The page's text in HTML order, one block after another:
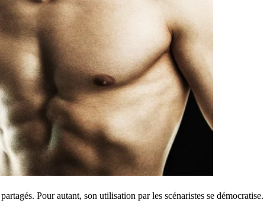
Pour autant, son utilisation par les scénaristes se démocratise.